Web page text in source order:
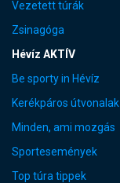
Vezetett túrák
Zsinagóga
Hévíz AKTÍV
Be sporty in Hévíz
Kerékpáros útvonalak
Minden, ami mozgás
Sportesemények
Top túra tippek